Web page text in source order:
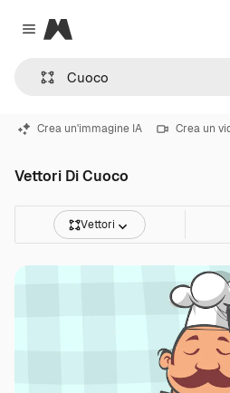
Close menu
Magnific
Crea un'immagine IA Crea un
Vettori Di Cuoco
Vettori